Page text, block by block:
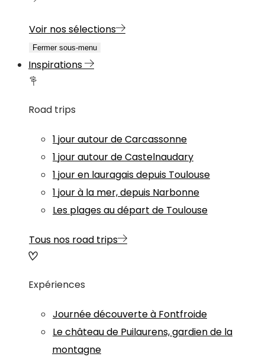
Voir nos sélections
Fermer sous-menu
Inspirations
Road trips
1 jour autour de Carcassonne
1 jour autour de Castelnaudary
1 jour en lauragais depuis Toulouse
1 jour à la mer, depuis Narbonne
Les plages au départ de Toulouse
Tous nos road trips
Expériences
Journée découverte à Fontfroide
Le château de Puilaurens, gardien de la
montagne